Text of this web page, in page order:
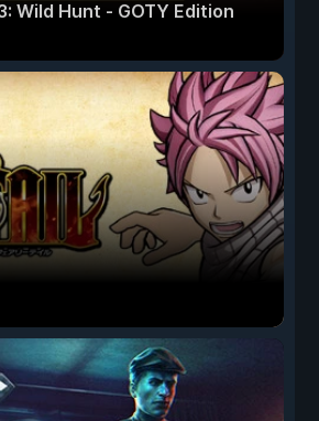
Wild Hunt - GOTY Edition